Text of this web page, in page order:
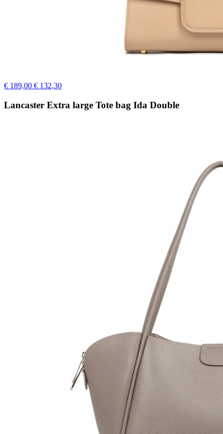
€ 189,00 € 132,30
Lancaster Extra large Tote bag Ida Double